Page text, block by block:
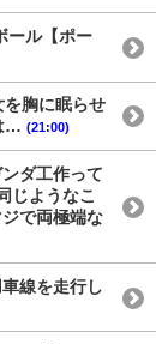
ール【ポー
を胸に眠らせ
… (21:00)
ダ工作って
じようなこ
で両極端な
線を走行し